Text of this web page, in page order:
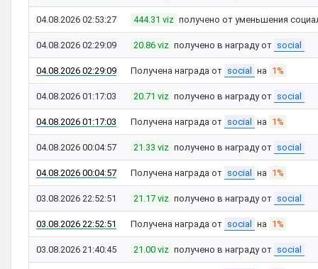
04.08.2026 02:53:27 444.31 viz получено от уменьшения
04.08.2026 02:29:09 20.86 viz получено в награду от social
04.08.2026 02:29:09 Получена награда от social на 1%
04.08.2026 01:17:03 20.71 viz получено в награду от social
04.08.2026 01:17:03 Получена награда от social на 1%
04.08.2026 00:04:57 21.33 viz получено в награду от social
04.08.2026 00:04:57 Получена награда от social на 1%
03.08.2026 22:52:51 21.17 viz получено в награду от social
03.08.2026 22:52:51 Получена награда от social на 1%
03.08.2026 21:40:45 21.00 viz получено в награду от social